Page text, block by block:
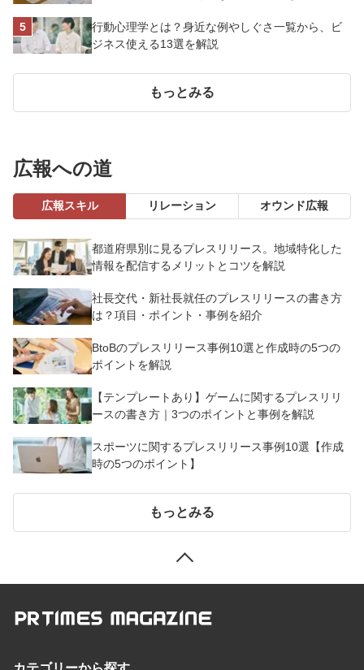
行動心理学とは？身近な例やしぐさ一覧から、ビ
ジネス使える13選を解説
もっとみる
広報への道
広報スキル リレーション オウンド広報
都道府県別に見るプレスリリース。地域特化した
情報を配信するメリットとコツを解説
社長交代・新社長就任のプレスリリースの書き方
は？項目・ポイント・事例を紹介
BtoBのプレスリリース事例10選と作成時の5つの
ポイントを解説
【テンプレートあり】ゲームに関するプレスリリ
ースの書き方｜3つのポイントと事例を解説
スポーツに関するプレスリリース事例10選【作成
時の5つのポイント】
もっとみる